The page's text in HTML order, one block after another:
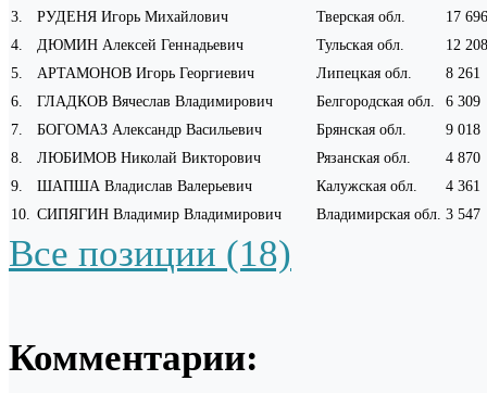
3
РУДЕНЯ Игорь Михайлович Тверская обл.
17 696
4
ДЮМИН Алексей Геннадьевич Тульская обл.
12 208
5
АРТАМОНОВ Игорь Георгиевич Липецкая обл.
8 261
6
ГЛАДКОВ Вячеслав Владимирович Белгородская обл.
6 309
7
БОГОМАЗ Александр Васильевич Брянская обл.
9 018
8
ЛЮБИМОВ Николай Викторович Рязанская обл.
4 870
9
ШАПША Владислав Валерьевич Калужская обл.
4 361
10
СИПЯГИН Владимир Владимирович Владимирская обл. 3 547
Все позиции (18)
Комментарии: